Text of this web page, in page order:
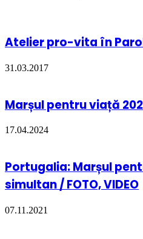
Atelier pro-vita în
31.03.2017
Marșul pentru viață
17.04.2024
Portugalia: Marșul
simultan / FOTO, VIDEO
07.11.2021